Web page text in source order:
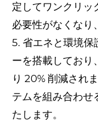
定してワンクリッ
必要性がなくなり
5. 省エネと環境保
ーを搭載しており
り 20% 削減され
テムを組み合わせ
たします。